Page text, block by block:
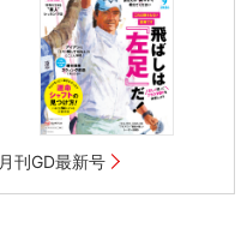
月刊GD最新号